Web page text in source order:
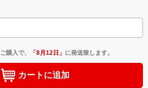
ご購入で、 「8月12日 」 に発送致します。
カートに追加